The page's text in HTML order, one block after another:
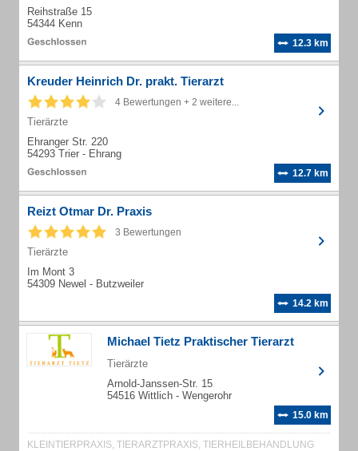
Reihstraße 15
54344 Kenn
12.3 km
Kreuder Heinrich Dr. prakt. Tierarzt
4 Bewertungen + 2 weitere...
Tierärzte
Ehranger Str. 220
54293 Trier - Ehrang
12.7 km
Reizt Otmar Dr. Praxis
3 Bewertungen
Tierärzte
Im Mont 3
54309 Newel - Butzweiler
14.2 km
Michael Tietz Praktischer Tierarzt
Tierärzte
Arnold-Janssen-Str. 15
54516 Wittlich - Wengerohr
15.0 km
KLEINTIERPRAXIS, TIERARZTPRAXIS, TIERHEILBEHANDLUNG